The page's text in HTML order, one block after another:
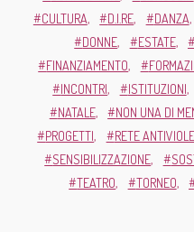
CULTURA
D.I.RE DANZA
DONNE
ESTATE
FINANZIAMENTO
INCONTRI
ISTITUZIONI
NATALE
NON UNA DI
PROGETTI
RETE
SENSIBILIZZAZIONE
TEATRO
TORNEO